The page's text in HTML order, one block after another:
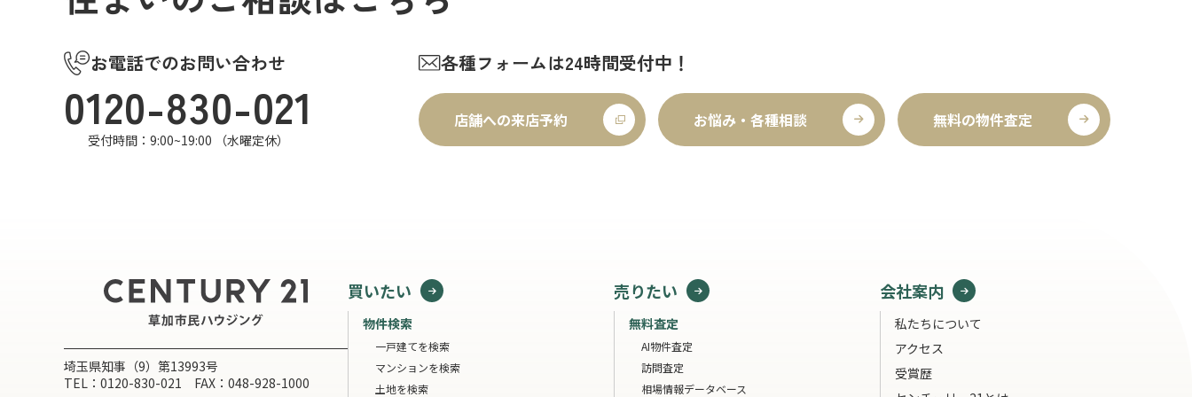
お電話でのお問い合わせ
0120-830-021
受付時間：9:00~19:00 （水曜定休）
各種フォームは24時間受付中！
店舗への来店予約 お悩み・各種相談 無料の物件査定
埼玉県知事（9）第13993号
TEL：0120-830-021 FAX：048-928-1000
買いたい
物件検索
一戸建てを検索
マンションを検索
土地を検索
売りたい
無料査定
AI物件査定
訪問査定
相場情報データベース
会社案内
私たちについて
アクセス
受賞歴